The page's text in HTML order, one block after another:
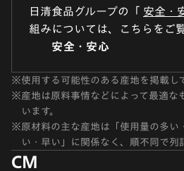
日清食品グループの「 安全・
組みについては、こちらをご
安全・安心
※使用する可能性のある産地を掲載し
※産地は原料事情などによって最適な
います。
※原材料の主な産地は「使用量の多い
い・早い」に関係なく、順不同で列
CM